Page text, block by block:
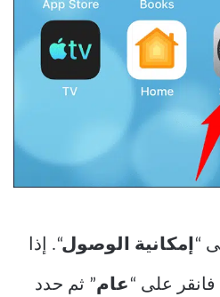
“إمكانية الوصول“. إذا
فانقر على “عام” ثم حدد